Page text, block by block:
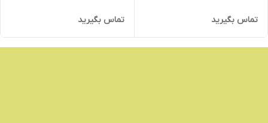
تماس بگیرید تماس بگیرید